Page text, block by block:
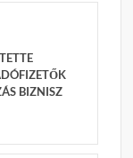
BIZNISZ